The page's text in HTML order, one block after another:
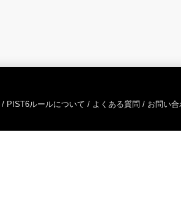
/ PIST6ルールについて / よくある質問 / お問い合